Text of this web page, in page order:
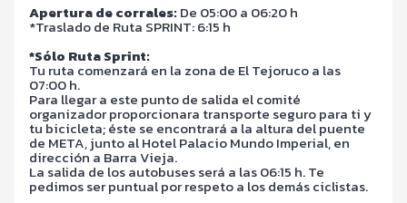
Apertura de corrales:De 05:00 a 06:20 h
*Traslado de Ruta SPRINT: 6:15 h
*Sólo Ruta Sprint:
Tu ruta comenzará en la zona de El Tejoruco a las
07:00 h.
Para llegar a este punto de salida el comité
organizador proporcionara transporte seguro para ti y
tu bicicleta; éste se encontrará a la altura del puente
de META, junto al Hotel Palacio Mundo Imperial, en
dirección a Barra Vieja.
La salida de los autobuses será a las 06:15 h. Te
pedimos ser puntual por respeto a los demás ciclistas.